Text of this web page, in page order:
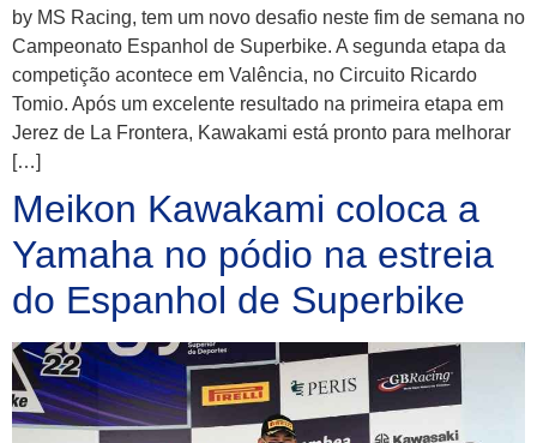
by MS Racing, tem um novo desafio neste fim de semana no
Campeonato Espanhol de Superbike. A segunda etapa da
competição acontece em Valência, no Circuito Ricardo
Tomio. Após um excelente resultado na primeira etapa em
Jerez de La Frontera, Kawakami está pronto para melhorar
[…]
Meikon Kawakami coloca a
Yamaha no pódio na estreia
do Espanhol de Superbike